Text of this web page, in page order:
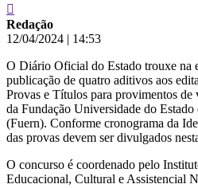
Redação
12/04/2024 | 14:53
O Diário Oficial do Estado trouxe na
publicação de quatro aditivos aos
Provas e Títulos para provimentos de
da Fundação Universidade do
(Fuern). Conforme cronograma da
das provas devem ser divulgados
O concurso é coordenado pelo
Educacional, Cultural e Assistencial